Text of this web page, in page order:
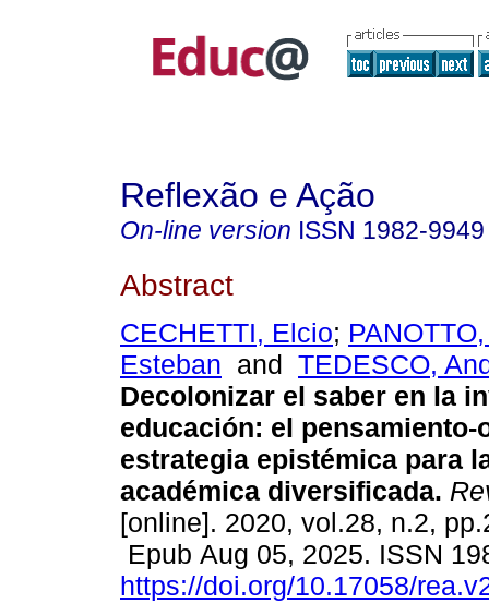
Reflexão e Ação
On-line version ISSN 1982-9949
Abstract
CECHETTI, Elcio;
Esteban and TEDESCO,
Decolonizar el saber en la
educación: el pensamiento-
estrategia epistémica para
académica diversificada.
[online]. 2020, vol.28, n.2,
Epub Aug 05, 2025. ISSN
https://doi.org/10.17058/